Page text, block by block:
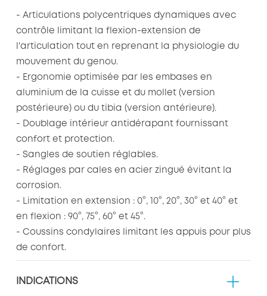
- Articulations polycentriques dynamiques avec
contrôle limitant la flexion-extension de
l'articulation tout en reprenant la physiologie du
mouvement du genou.
- Ergonomie optimisée par les embases en
aluminium de la cuisse et du mollet (version
postérieure) ou du tibia (version antérieure).
- Doublage intérieur antidérapant fournissant
confort et protection.
- Sangles de soutien réglables.
- Réglages par cales en acier zingué évitant la
corrosion.
- Limitation en extension : 0°, 10°, 20°, 30° et 40° et
en flexion : 90°, 75°, 60° et 45°.
- Coussins condylaires limitant les appuis pour plus
de confort.
INDICATIONS